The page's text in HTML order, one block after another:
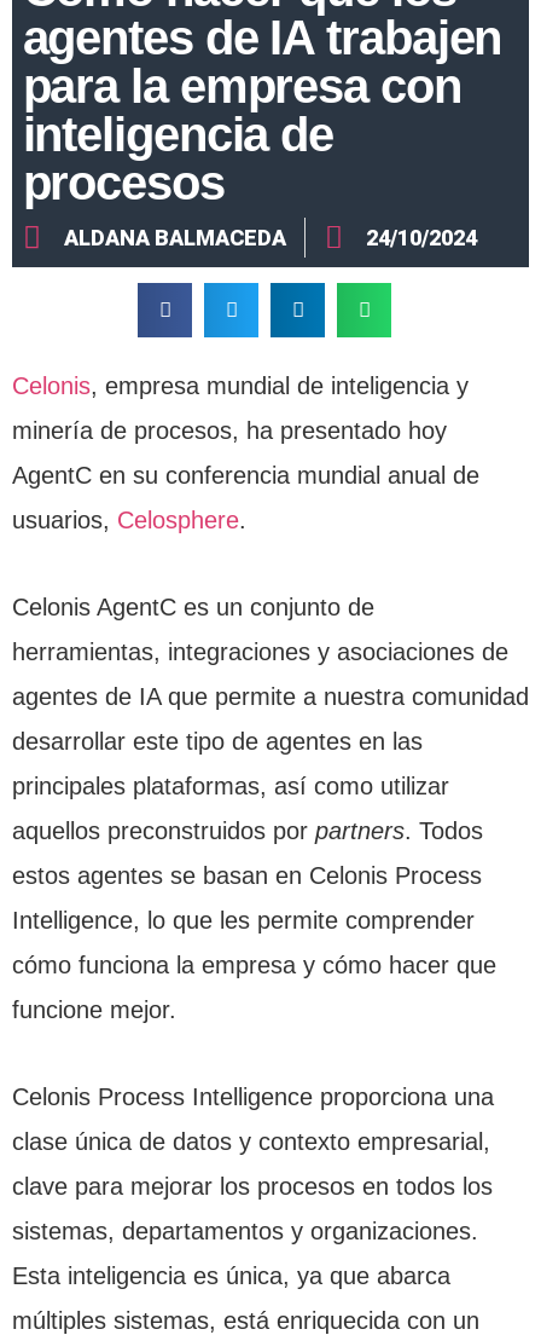
agentes de IA trabajen
para la empresa con
inteligencia de
procesos
ALDANA BALMACEDA 24/10/2024
Celonis, empresa mundial de inteligencia y
minería de procesos, ha presentado hoy
AgentC en su conferencia mundial anual de
usuarios, Celosphere.
Celonis AgentC es un conjunto de
herramientas, integraciones y asociaciones de
agentes de IA que permite a nuestra comunidad
desarrollar este tipo de agentes en las
principales plataformas, así como utilizar
aquellos preconstruidos por partners. Todos
estos agentes se basan en Celonis Process
Intelligence, lo que les permite comprender
cómo funciona la empresa y cómo hacer que
funcione mejor.
Celonis Process Intelligence proporciona una
clase única de datos y contexto empresarial,
clave para mejorar los procesos en todos los
sistemas, departamentos y organizaciones.
Esta inteligencia es única, ya que abarca
múltiples sistemas, está enriquecida con un